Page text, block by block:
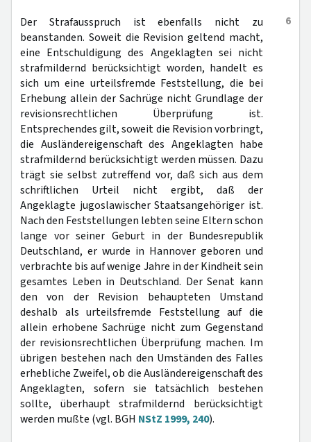
6
Der Strafausspruch ist ebenfalls nicht zu
beanstanden. Soweit die Revision geltend macht,
eine Entschuldigung des Angeklagten sei nicht
strafmildernd berücksichtigt worden, handelt es
sich um eine urteilsfremde Feststellung, die bei
Erhebung allein der Sachrüge nicht Grundlage der
revisionsrechtlichen Überprüfung ist.
Entsprechendes gilt, soweit die Revision vorbringt,
die Ausländereigenschaft des Angeklagten habe
strafmildernd berücksichtigt werden müssen. Dazu
trägt sie selbst zutreffend vor, daß sich aus dem
schriftlichen Urteil nicht ergibt, daß der
Angeklagte jugoslawischer Staatsangehöriger ist.
Nach den Feststellungen lebten seine Eltern schon
lange vor seiner Geburt in der Bundesrepublik
Deutschland, er wurde in Hannover geboren und
verbrachte bis auf wenige Jahre in der Kindheit sein
gesamtes Leben in Deutschland. Der Senat kann
den von der Revision behaupteten Umstand
deshalb als urteilsfremde Feststellung auf die
allein erhobene Sachrüge nicht zum Gegenstand
der revisionsrechtlichen Überprüfung machen. Im
übrigen bestehen nach den Umständen des Falles
erhebliche Zweifel, ob die Ausländereigenschaft des
Angeklagten, sofern sie tatsächlich bestehen
sollte, überhaupt strafmildernd berücksichtigt
werden mußte (vgl. BGH NStZ 1999, 240).